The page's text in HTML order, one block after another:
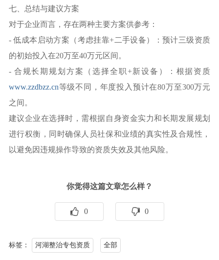
七、总结与建议方案
对于企业而言，存在两种主要方案供参考：
- 低成本启动方案（考虑挂靠+二手设备）：预计三级资质
的初始投入在20万至40万元区间。
- 合规长期规划方案（选择全职+新设备）：根据资质
www.zzdbzz.cn等级不同，年度投入预计在80万至300万元
之间。
建议企业在选择时，需根据自身资金实力和长期发展规划
进行权衡，同时确保人员社保和业绩的真实性及合规性，
以避免因违规操作导致的资质失效及其他风险。
你觉得这篇文章怎么样？
0 0
标签： 河湖整治专包资质 全部